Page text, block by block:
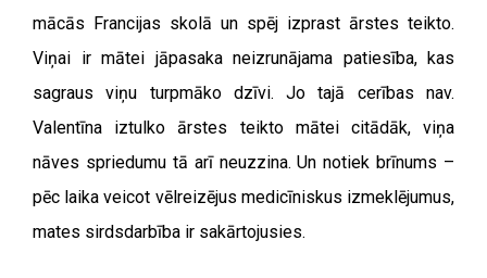
mācās Francijas skolā un spēj izprast ārstes teikto.
Viņai ir mātei jāpasaka neizrunājama patiesība, kas
sagraus viņu turpmāko dzīvi. Jo tajā cerības nav.
Valentīna iztulko ārstes teikto mātei citādāk, viņa
nāves spriedumu tā arī neuzzina. Un notiek brīnums –
pēc laika veicot vēlreizējus medicīniskus izmeklējumus,
mates sirdsdarbība ir sakārtojusies.